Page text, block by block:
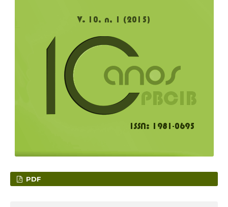
PDF